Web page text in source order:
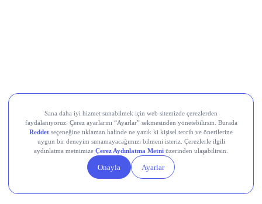
Teknik Analiz Nedir?